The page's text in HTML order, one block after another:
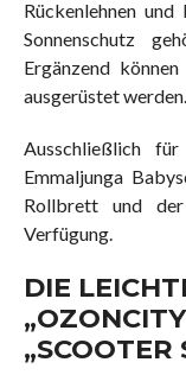
Rückenlehnen
Sonnenschutz
Ergänzend
ausgerüstet werden.
Ausschließlich
Emmaljunga
Rollbrett und
Verfügung.
DIE
„SCOOTER